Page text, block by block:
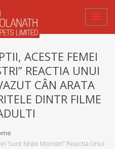
ACESTE FEMEI
REACTIA UNUI
CÂN ARATA
DINTR FILME
Sunt Niste Monstri” Reactia Unui